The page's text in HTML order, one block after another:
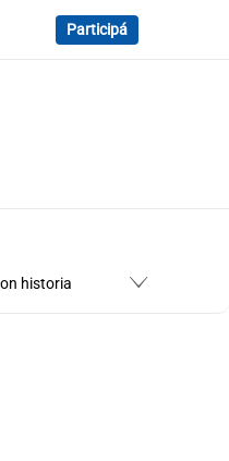
Participá
historia